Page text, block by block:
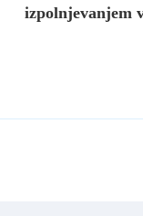
izpolnjevanjem